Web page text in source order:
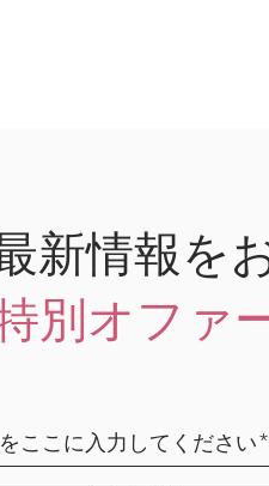
新情報を
別オファ